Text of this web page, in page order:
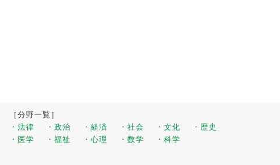
［分野一覧］
・法律
・政治 ・経済 ・社会 ・文化
・歴史
・医学
・福祉 ・心理 ・数学 ・科学